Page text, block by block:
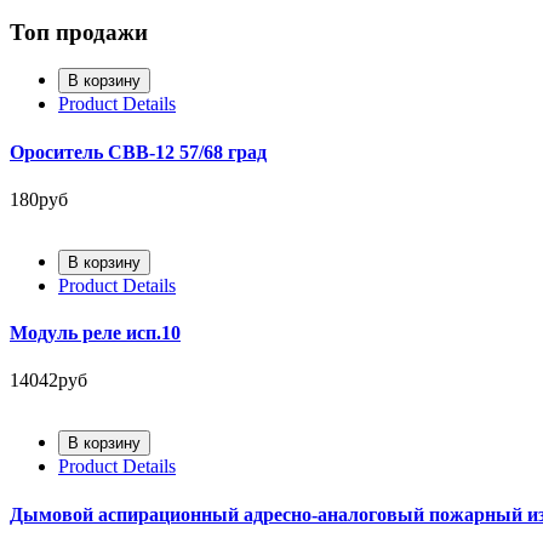
Топ продажи
Product Details
Ороситель СВВ-12 57/68 град
180руб
Product Details
Модуль реле исп.10
14042руб
Product Details
Дымовой аспирационный адресно-аналоговый пожарный